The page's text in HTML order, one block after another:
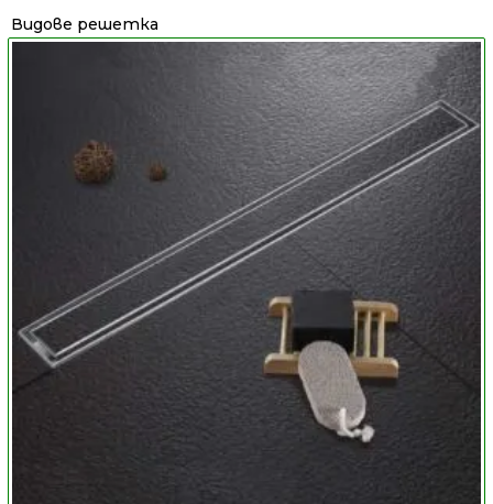
Видове решетка